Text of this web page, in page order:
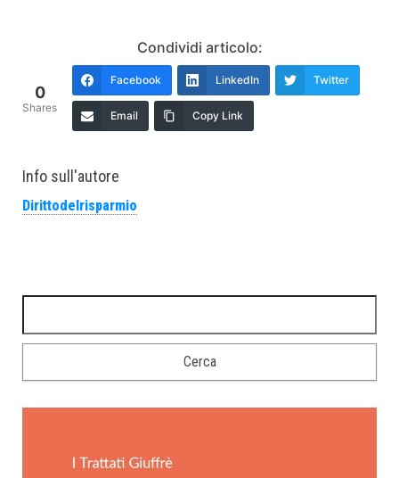
Condividi articolo:
0
Shares
Facebook LinkedIn Twitter
Email Copy Link
Info sull'autore
Dirittodelrisparmio